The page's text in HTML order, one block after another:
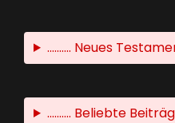
.......... Neues
.......... Beliebte